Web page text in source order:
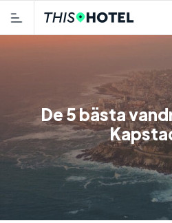
De 5 bästa